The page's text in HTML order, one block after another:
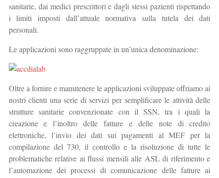
sanitarie, dai medici prescrittori e dagli stessi pazienti rispettando
i limiti imposti dall’attuale normativa sulla tutela dei dati
personali.
Le applicazioni sono raggruppate in un’unica denominazione:
Oltre a fornire e manutenere le applicazioni sviluppate offriamo ai
nostri clienti una serie di servizi per semplificare le attività delle
strutture sanitarie convenzionate con il SSN, tra i quali la
creazione e l’inoltro delle fatture e delle note di credito
elettroniche, l’invio dei dati sui pagamenti al MEF per la
compilazione del 730, il controllo e la risoluzione di tutte le
problematiche relative ai flussi mensili alle ASL di riferimento e
l’automazione dei processi di comunicazione delle fatture ai